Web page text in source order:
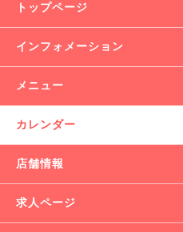
トップページ
インフォメーション
メニュー
カレンダー
店舗情報
求人ページ